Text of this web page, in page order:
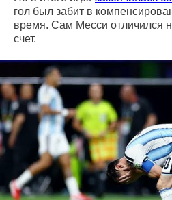
гол был забит в
время. Сам Месси отличился
счет.